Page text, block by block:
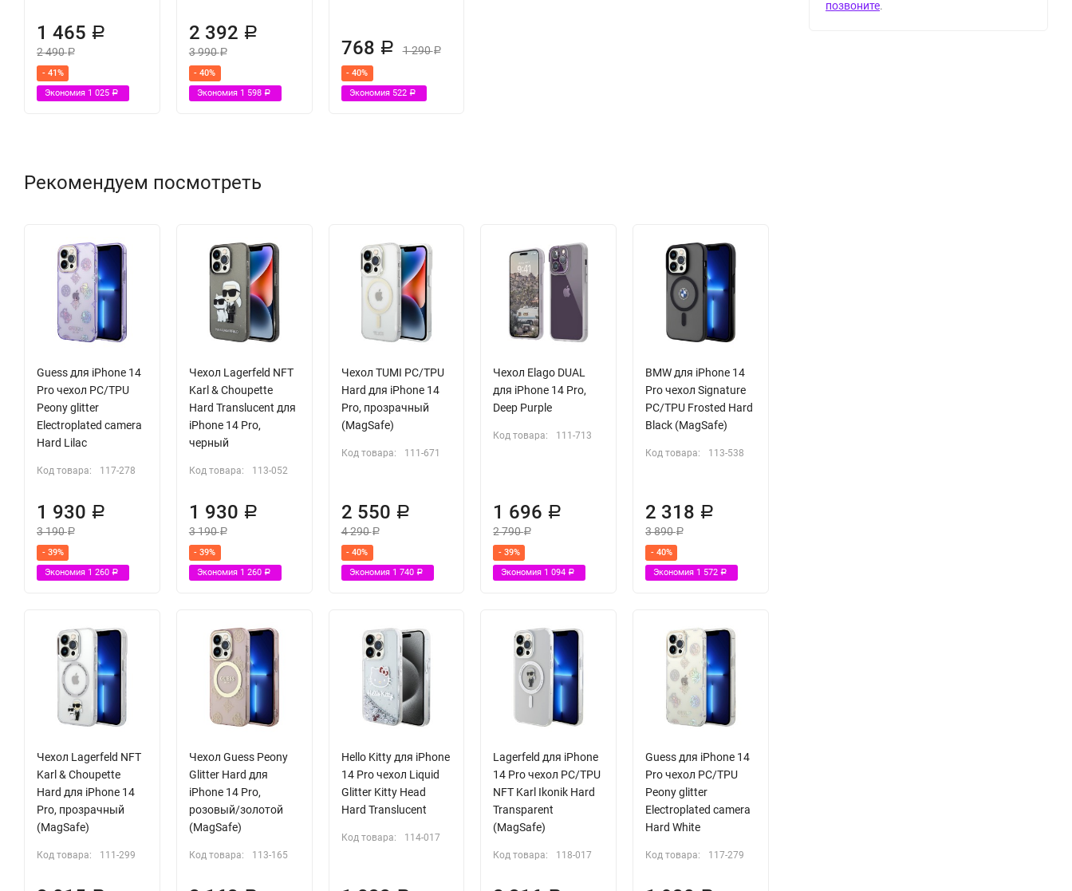
1 465 Р
2 490Р
- 41%
Экономия 1 025 Р
2 392 Р
3 990Р
- 40%
Экономия 1 598 Р
768 Р 1 290Р
- 40%
Экономия 522 Р
Рекомендуем посмотреть
Guess для iPhone 14
Pro чехол PC/TPU
Peony glitter
Electroplated camera
Hard Lilac
Код товара: 117-278
1 930 Р
3 190Р
- 39%
Экономия 1 260 Р
Чехол Lagerfeld NFT
Karl & Choupette
Hard Translucent для
iPhone 14 Pro,
черный
Код товара: 113-052
1 930 Р
3 190Р
- 39%
Экономия 1 260 Р
Чехол TUMI PC/TPU
Hard для iPhone 14
Pro, прозрачный
(MagSafe)
Код товара: 111-671
2 550 Р
4 290Р
- 40%
Экономия 1 740 Р
Чехол Elago DUAL
для iPhone 14 Pro,
Deep Purple
Код товара: 111-713
1 696 Р
2 790Р
- 39%
Экономия 1 094Р
BMW для iPhone 14
Pro чехол Signature
PC/TPU Frosted Hard
Black (MagSafe)
Код товара: 113-538
2 318 Р
3 890Р
- 40%
Экономия 1 572Р
Чехол Lagerfeld NFT
Karl & Choupette
Hard для iPhone 14
Pro, прозрачный
(MagSafe)
Код товара: 111-299
Чехол Guess Peony
Glitter Hard для
iPhone 14 Pro,
розовый/золотой
(MagSafe)
Код товара: 113-165
Hello Kitty для iPhone
14 Pro чехол Liquid
Glitter Kitty Head
Hard Translucent
Код товара: 114-017
Lagerfeld для iPhone
14 Pro чехол PC/TPU
NFT Karl Ikonik Hard
Transparent
(MagSafe)
Код товара: 118-017
Guess для iPhone 14
Pro чехол PC/TPU
Peony glitter
Electroplated camera
Hard White
Код товара: 117-279
позвоните.